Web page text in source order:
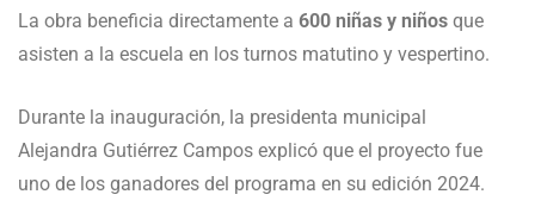
La obra beneficia directamente a 600 niñas y niños que
asisten a la escuela en los turnos matutino y vespertino.
Durante la inauguración, la presidenta municipal
Alejandra Gutiérrez Campos explicó que el proyecto fue
uno de los ganadores del programa en su edición 2024.